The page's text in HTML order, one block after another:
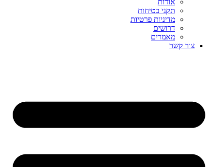
אודות
תקני בטיחות
מדיניות פרטיות
דרושים
מאמרים
צור קשר